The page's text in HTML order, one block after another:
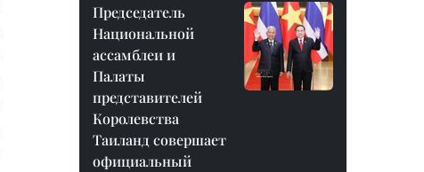
Председатель
Национальной
ассамблеи и
Палаты
представителей
Королевства
Таиланд совершает
официальный